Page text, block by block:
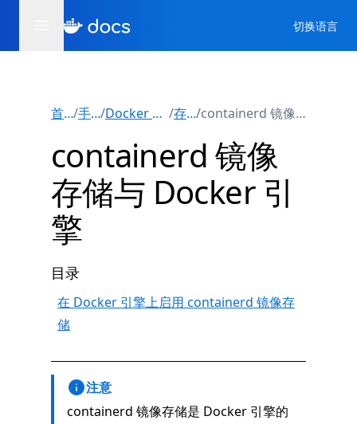
切换语言
首页/ 手册/ Docker 引擎 / 存储/ containerd 镜像存储
containerd 镜像
存储与 Docker 引
擎
目录
在 Docker 引擎上启用 containerd 镜像存
储
注意
containerd 镜像存储是 Docker 引擎的